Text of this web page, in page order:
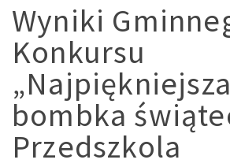
Wyniki
Konkursu
„Najpiękniejsza
bombka
Przedszkola